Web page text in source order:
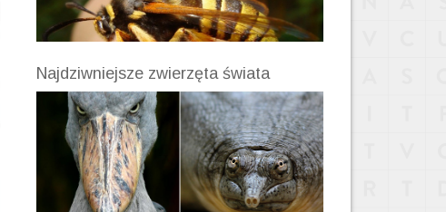
Najdziwniejsze zwierzęta świata